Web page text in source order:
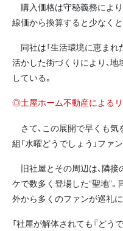
購入価格は守秘義務により
線価から換算すると少なく
同社は「生活環境に恵まれ
活かした街づくりにより、
している。
◎土屋ホーム不動産によるリ
さて、この展開で早くも気
組「水曜どうでしょう」ファン
旧社屋とその周辺は、隣
ケで数多く登場した“聖地”
外から多くのファンが巡礼に
「社屋が解体されても『どう